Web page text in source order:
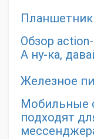
Планшетник
Обзор
А ну-ка,
Железное
Мобильные
подходят